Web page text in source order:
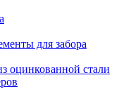
для забора
оцинкованной стали